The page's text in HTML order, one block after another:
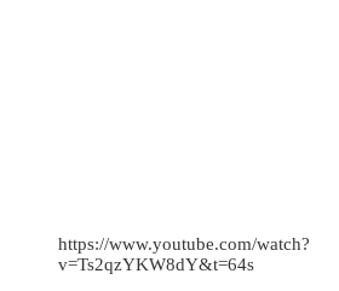
https://www.youtube.com/watch?
v=Ts2qzYKW8dY&t=64s